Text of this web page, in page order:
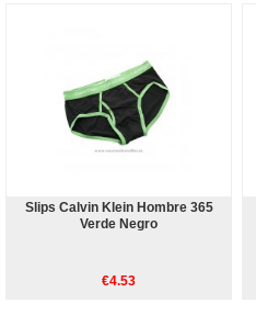
Slips Calvin Klein Hombre 365
Verde Negro
€4.53